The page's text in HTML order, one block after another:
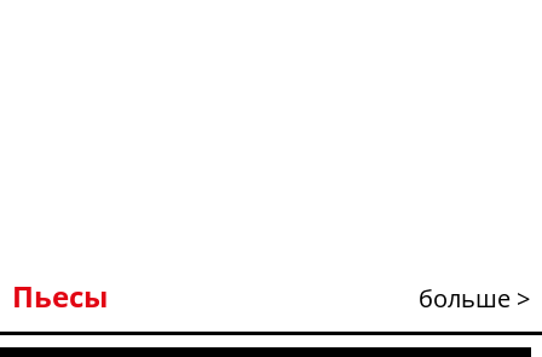
Пьесы больше >